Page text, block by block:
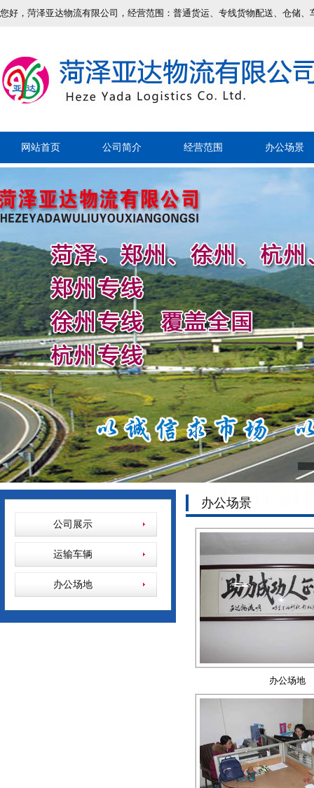
您好，菏泽亚达物流有限公司，经营范围：普通货运、专线货物配送、仓储
网站首页 公司简介 经营范围 办公场景
公司展示
运输车辆
办公场地
办公场景
办公场地